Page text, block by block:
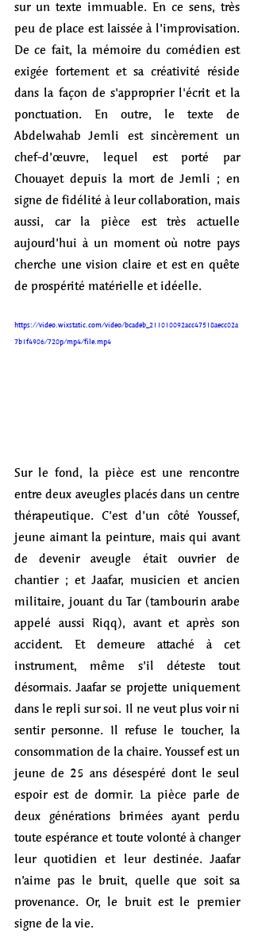
sur un texte immuable. En ce sens, très
peu de place est laissée à l’improvisation.
De ce fait, la mémoire du comédien est
exigée fortement et sa créativité réside
dans la façon de s'approprier l'écrit et la
ponctuation. En outre, le texte de
Abdelwahab Jemli est sincèrement un
chef-d’œuvre, lequel est porté par
Chouayet depuis la mort de Jemli ; en
signe de fidélité à leur collaboration, mais
aussi, car la pièce est très actuelle
aujourd’hui à un moment où notre pays
cherche une vision claire et est en quête
de prospérité matérielle et idéelle.
https://video.wixstatic.com/video/bcadeb_211010092acc47518aecc02a
7b1f4906/720p/mp4/file.mp4
Sur le fond, la pièce est une rencontre
entre deux aveugles placés dans un centre
thérapeutique. C’est d’un côté Youssef,
jeune aimant la peinture, mais qui avant
de devenir aveugle était ouvrier de
chantier ; et Jaafar, musicien et ancien
militaire, jouant du Tar (tambourin arabe
appelé aussi Riqq), avant et après son
accident. Et demeure attaché à cet
instrument, même s’il déteste tout
désormais. Jaafar se projette uniquement
dans le repli sur soi. Il ne veut plus voir ni
sentir personne. Il refuse le toucher, la
consommation de la chaire. Youssef est un
jeune de 25 ans désespéré dont le seul
espoir est de dormir. La pièce parle de
deux générations brimées ayant perdu
toute espérance et toute volonté à changer
leur quotidien et leur destinée. Jaafar
n’aime pas le bruit, quelle que soit sa
provenance. Or, le bruit est le premier
signe de la vie.